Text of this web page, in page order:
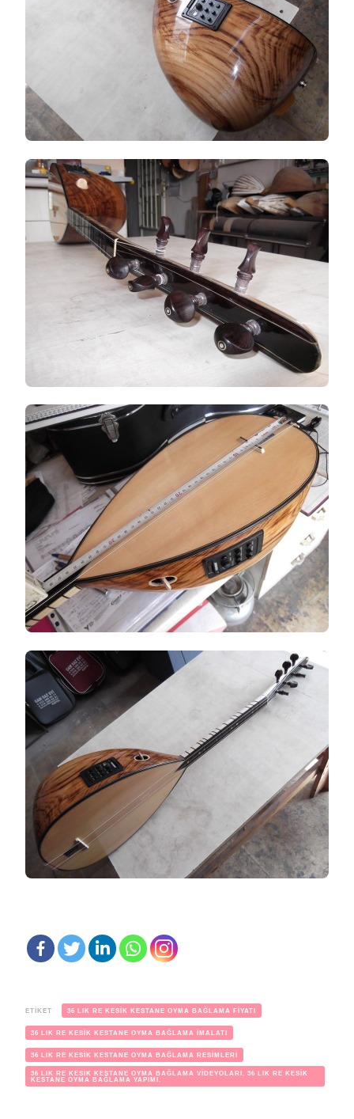
ETIKET 36 LIK RE KESİK KESTANE OYMA BAĞLAMA FİYATI
36 LIK RE KESİK KESTANE OYMA BAĞLAMA İMALATI
36 LIK RE KESİK KESTANE OYMA BAĞLAMA RESİMLERİ
36 LIK RE KESİK KESTANE OYMA BAĞLAMA VİDEYOLARI. 36 LIK RE KESİK
KESTANE OYMA BAĞLAMA YAPIMI.